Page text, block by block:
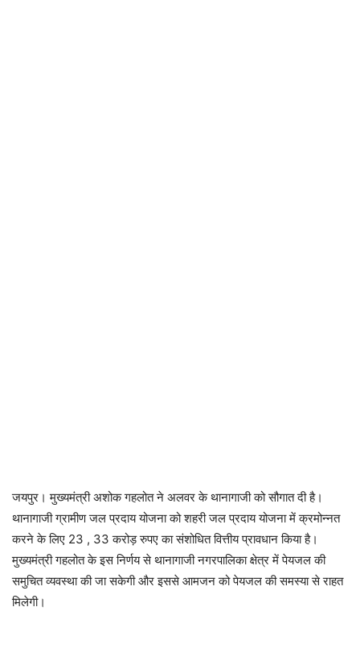
जयपुर। मुख्यमंत्री अशोक गहलोत ने अलवर के थानागाजी को सौगात दी है।
थानागाजी ग्रामीण जल प्रदाय योजना को शहरी जल प्रदाय योजना में क्रमोन्नत
करने के लिए 23 , 33 करोड़ रुपए का संशोधित वित्तीय प्रावधान किया है।
मुख्यमंत्री गहलोत के इस निर्णय से थानागाजी नगरपालिका क्षेत्र में पेयजल की
समुचित व्यवस्था की जा सकेगी और इससे आमजन को पेयजल की समस्या से राहत
मिलेगी।